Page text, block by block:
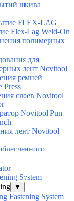
шкива
FLEX-LAG
Flex-Lag Weld-On
полимерных
для
лент Novitool
ремней
Press
слоев Novitool
Novitool Pun
лент Novitool
System
▼
Fastening System